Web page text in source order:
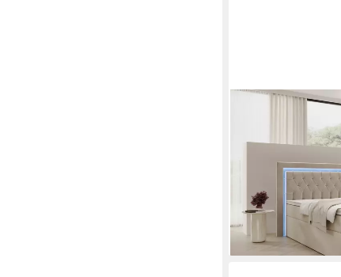
PROMETO MÖBEL
Boxspringbett
Bettkasten TV-Lift
1.653,00 € UVP
nur diesen Monat
-26%
lieferbar in 4 Wochen